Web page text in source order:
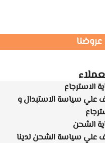
الاسترجاع
علي سياسة الاستبدال و
الشحن
علي سياسة الشحن لدينا